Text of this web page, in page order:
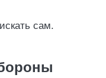
сам.